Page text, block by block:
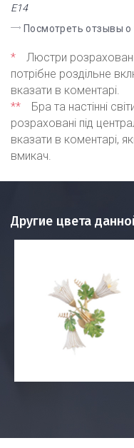
Е14
Посмотреть отзывы о
*
Люстри
потрібне роздільне
вказати в коментарі.
**
Бра та настінні
розраховані під
вказати в коментарі,
вмикач.
Другие цвета